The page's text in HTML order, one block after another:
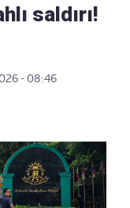
saldırı!
- 08:46